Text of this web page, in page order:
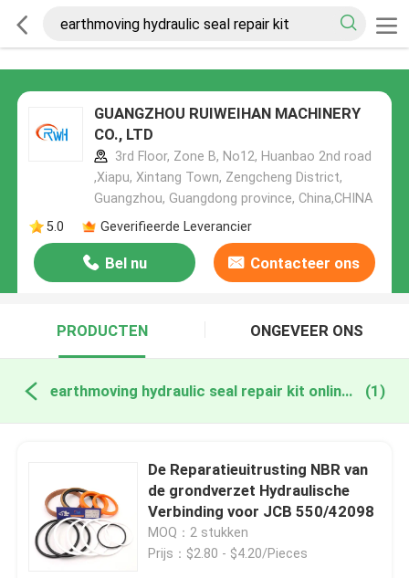
GUANGZHOU RUIWEIHAN MACHINERY
CO., LTD
3rd Floor, Zone B, No12, Huanbao 2nd road
,Xiapu, Xintang Town, Zengcheng District,
Guangzhou, Guangdong province, China,CHINA
5.0
Geverifieerde Leverancier
Bel nu Contacteer ons
PRODUCTEN ONGEVEER ONS
earthmoving hydraulic seal repair kit online fabricage (1)
De Reparatieuitrusting NBR van
de grondverzet Hydraulische
Verbinding voor JCB 550/42098
MOQ：2 stukken
Prijs：$2.80 - $4.20/Pieces